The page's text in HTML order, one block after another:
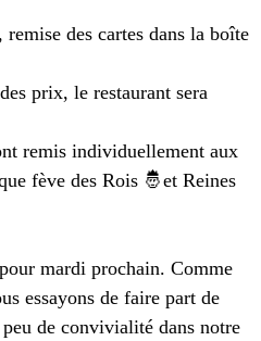
des cartes dans la boîte
prix, le restaurant sera
remis individuellement aux
fève des Rois 🤴et Reines
mardi prochain. Comme
essayons de faire part de
de convivialité dans notre